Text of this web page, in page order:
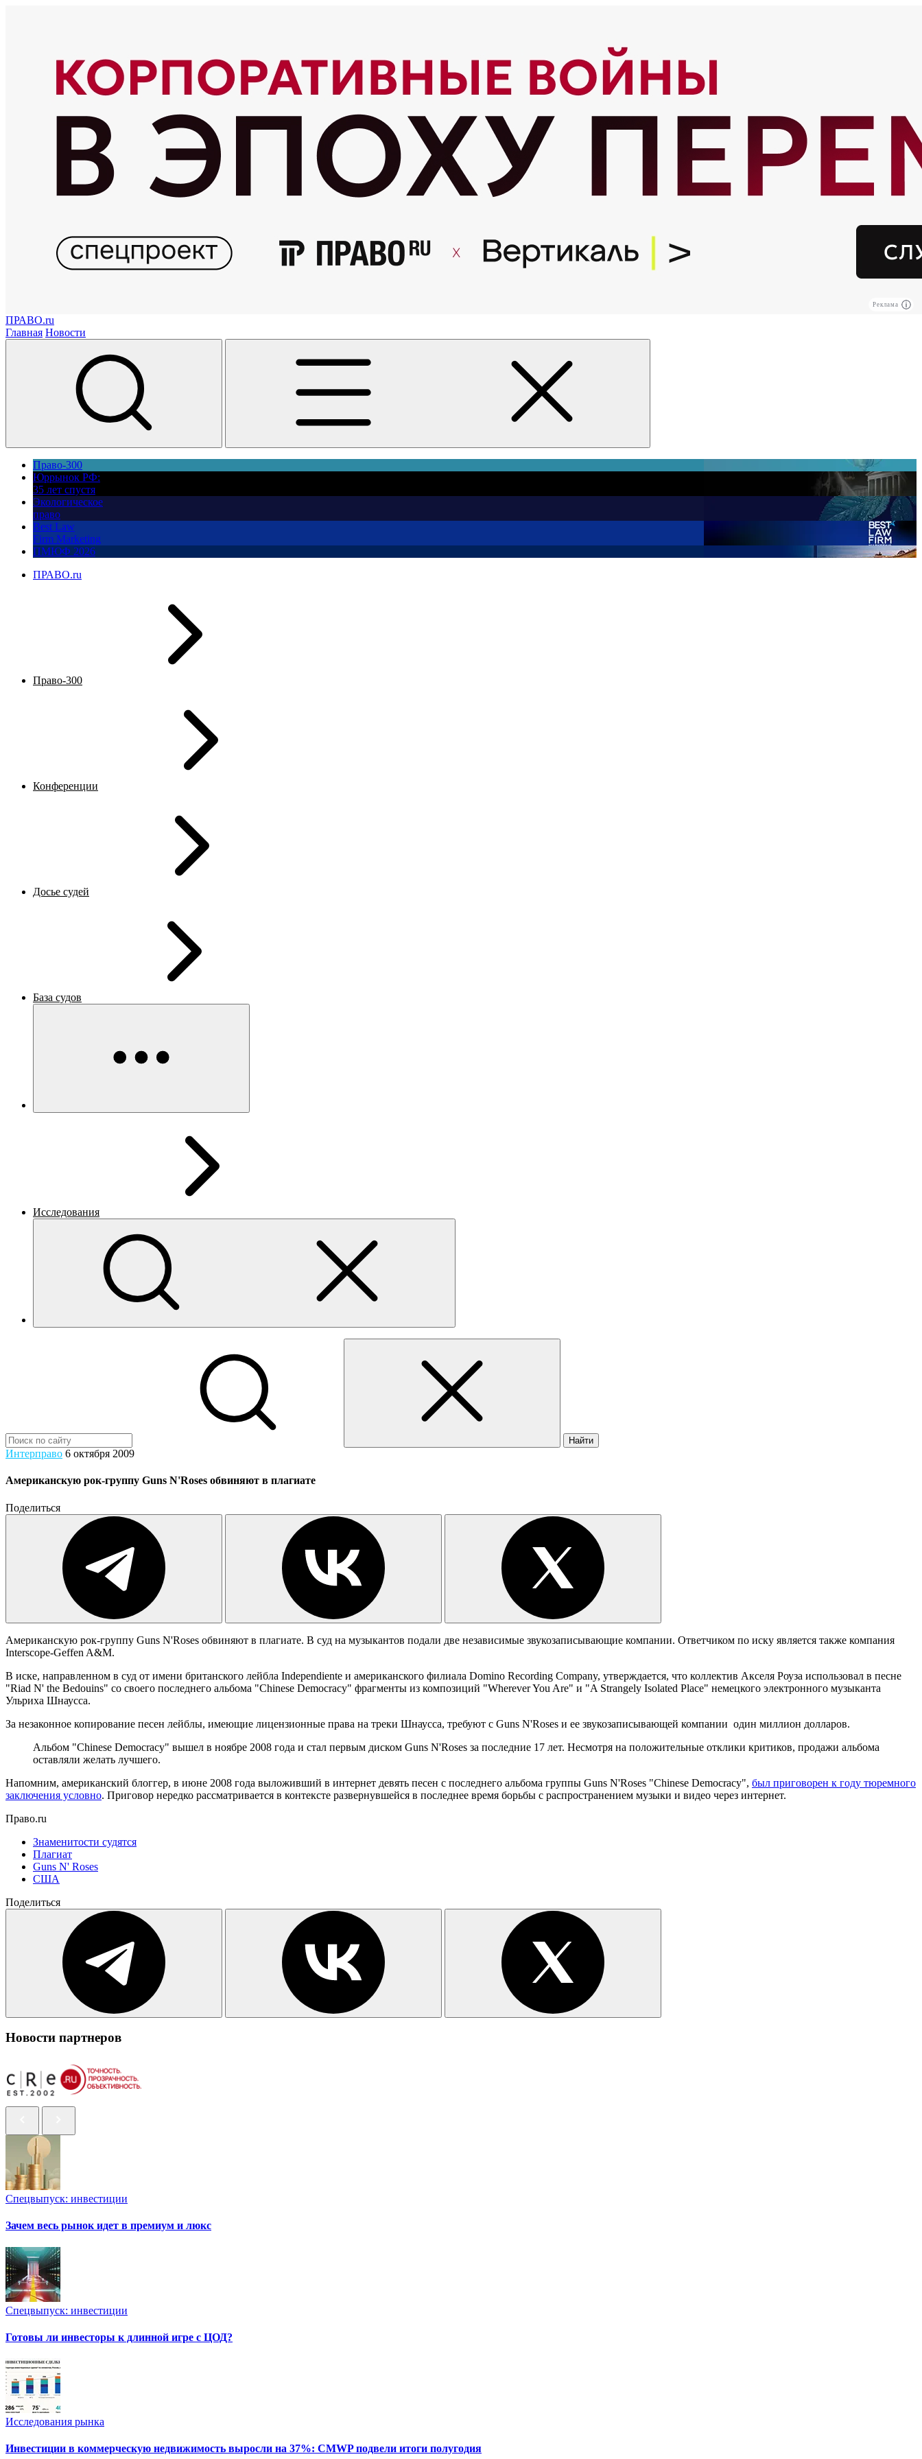
Реклама
ПРАВО.ru
Главная Новости
Право-300
Юррынок РФ:
35 лет спустя
Экологическое
право
Best Law
Firm Marketing
ПМЮФ 2026
ПРАВО.ru
Право-300
Конференции
Досье судей
База судов
Исследования
Найти
Интерправо 6 октября 2009
Американскую рок-группу Guns N'Roses обвиняют в плагиате
Поделиться
Американскую рок-группу Guns N'Roses обвиняют в плагиате. В суд на музыкантов подали две независимые звукозаписывающие компании. Ответчиком по иску является также компания
Interscope-Geffen A&M.
В иске, направленном в суд от имени британского лейбла Independiente и американского филиала Domino Recording Company, утверждается, что коллектив Акселя Роуза использовал в песне
"Riad N' the Bedouins" со своего последнего альбома "Chinese Democracy" фрагменты из композиций "Wherever You Are" и "A Strangely Isolated Place" немецкого электронного музыканта
Ульриха Шнаусса.
За незаконное копирование песен лейблы, имеющие лицензионные права на треки Шнаусса, требуют с Guns N'Roses и ее звукозаписывающей компании один миллион долларов.
Альбом "Chinese Democracy" вышел в ноябре 2008 года и стал первым диском Guns N'Roses за последние 17 лет. Несмотря на положительные отклики критиков, продажи альбома
оставляли желать лучшего.
Напомним, американский блоггер, в июне 2008 года выложивший в интернет девять песен с последнего альбома группы Guns N'Roses "Chinese Democracy", был приговорен к году тюремного
заключения условно. Приговор нередко рассматривается в контексте развернувшейся в последнее время борьбы с распространением музыки и видео через интернет.
Право.ru
Знаменитости судятся
Плагиат
Guns N' Roses
США
Поделиться
Новости партнеров
Спецвыпуск: инвестиции
Зачем весь рынок идет в премиум и люкс
Спецвыпуск: инвестиции
Готовы ли инвесторы к длинной игре с ЦОД?
Исследования рынка
Инвестиции в коммерческую недвижимость выросли на 37%: CMWP подвели итоги полугодия